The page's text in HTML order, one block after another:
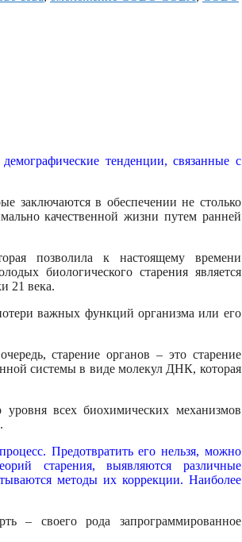
тенденции, связанные с
заключаются в обеспечении не столько
качественной жизни путем ранней
позволила к настоящему времени
биологического старения является
21 века.
важных функций организма или его
старение органов – это старение
системы в виде молекул ДНК, которая
всех биохимических механизмов
Предотвратить его нельзя, можно
старения, выявляются различные
методы их коррекции. Наиболее
– своего рода запрограммированное